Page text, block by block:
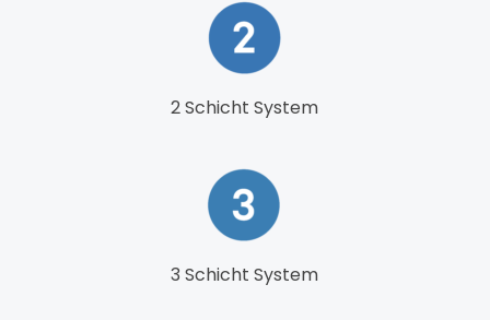
2 Schicht System
3 Schicht System